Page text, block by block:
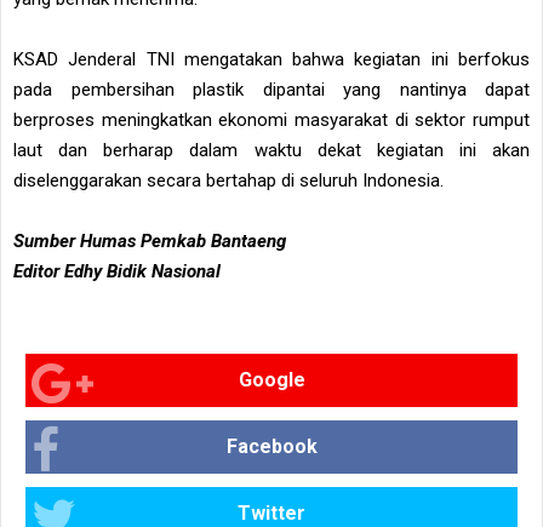
KSAD Jenderal TNI mengatakan bahwa kegiatan ini berfokus
pada pembersihan plastik dipantai yang nantinya dapat
berproses meningkatkan ekonomi masyarakat di sektor rumput
laut dan berharap dalam waktu dekat kegiatan ini akan
diselenggarakan secara bertahap di seluruh Indonesia.
Sumber Humas Pemkab Bantaeng
Editor Edhy Bidik Nasional
Google
Facebook
Twitter